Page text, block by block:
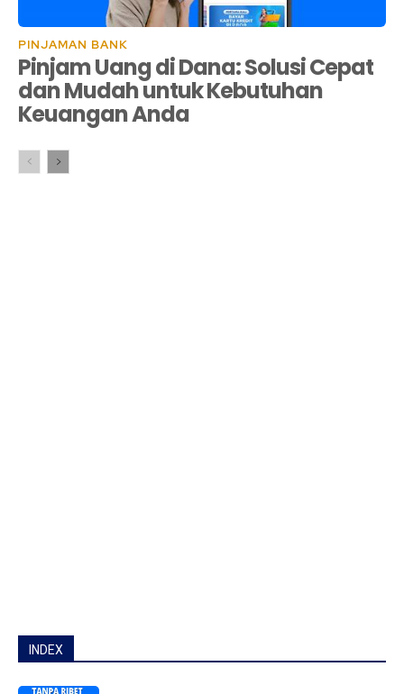
PINJAMAN BANK
Pinjam Uang di Dana: Solusi Cepat
dan Mudah untuk Kebutuhan
Keuangan Anda
INDEX